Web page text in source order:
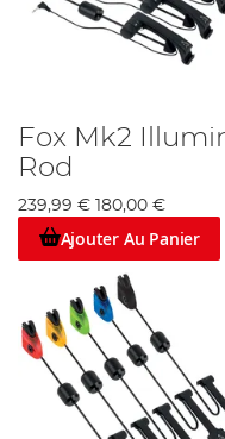
Fox Mk2
Rod
239,99 € 180,00 €
Ajouter Au Panier